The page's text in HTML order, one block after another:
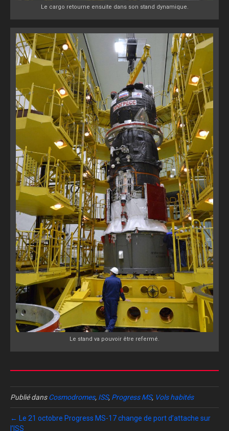
Le cargo retourne ensuite dans son stand dynamique.
Le stand va pouvoir être refermé.
Publié dansCosmodromes, ISS, Progress MS, Vols habités
← Le 21 octobre Progress MS-17 change de port d’attache sur
l’ISS